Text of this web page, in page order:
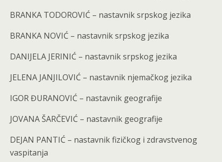
BRANKA TODOROVIĆ – nastavnik srpskog jezika
BRANKA NOVIĆ – nastavnik srpskog jezika
DANIJELA JERINIĆ – nastavnik srpskog jezika
JELENA JANJILOVIĆ – nastavnik njemačkog jezika
IGOR ĐURANOVIĆ – nastavnik geografije
JOVANA ŠARČEVIĆ – nastavnik geografije
DEJAN PANTIĆ – nastavnik fizičkog i zdravstvenog
vaspitanja